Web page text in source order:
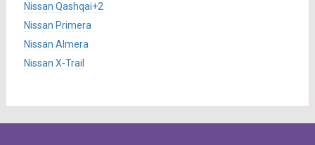
Nissan Qashqai+2
Nissan Primera
Nissan Almera
Nissan X-Trail